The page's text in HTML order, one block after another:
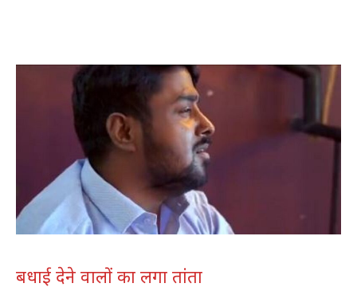
बधाई देने वालों का लगा तांता